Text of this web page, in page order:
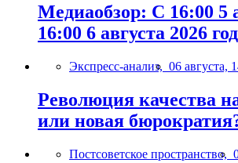
Медиаобзор: С 16:00 5
16:00 6 августа 2026
Экспресс-анализ, 06 августа,
Революция качества
или новая
Постсоветское пространство,